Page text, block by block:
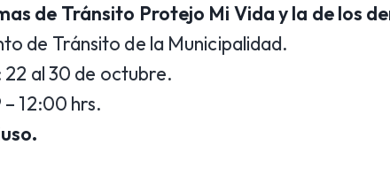
de Tránsito Protejo Mi Vida y la de los
de Tránsito de la Municipalidad.
al 30 de octubre.
12:00 hrs.